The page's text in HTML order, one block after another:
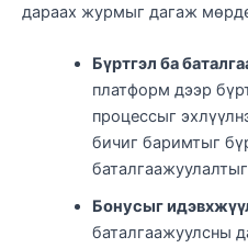
дараах журмыг дагаж
Бүртгэл ба
платформ дээр
процессыг
бичиг баримтыг
Бонусыг
баталгаажуулсны